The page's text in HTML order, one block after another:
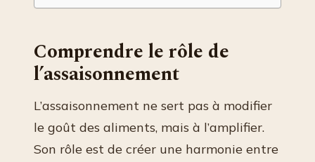
Comprendre le rôle de
l’assaisonnement
L’assaisonnement ne sert pas à modifier
le goût des aliments, mais à l’amplifier.
Son rôle est de créer une harmonie entre